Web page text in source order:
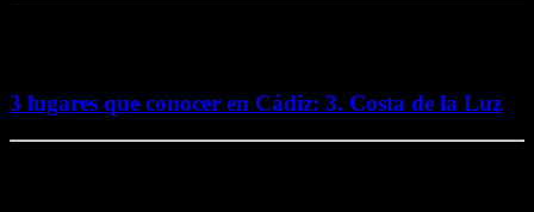
3 lugares que conocer en Cádiz: 3. Costa de la Luz